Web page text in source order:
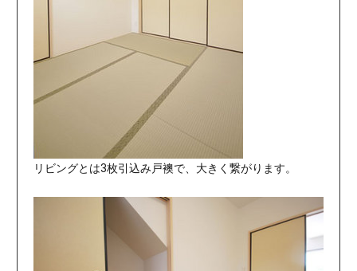
リビングとは3枚引込み戸襖で、大きく繋がります。